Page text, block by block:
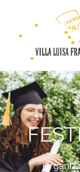
Villa
Luisa